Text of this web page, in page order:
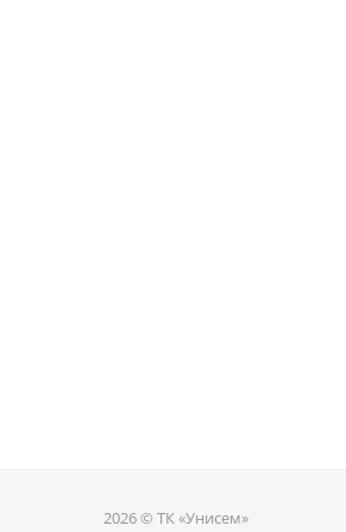
2026 © ТК «Унисем»